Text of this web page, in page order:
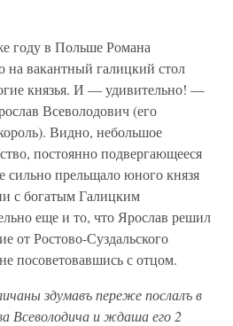
году в Польше Романа
на вакантный галицкий стол
князья. И — удивительно! —
Всеволодович (его
Видно, небольшое
постоянно подвергающееся
сильно прельщало юного князя
с богатым Галицким
еще и то, что Ярослав решил
от Ростово-Суздальского
посоветовавшись с отцом.
здумавъ переже послалъ в
Всеволодича и ждаша его 2